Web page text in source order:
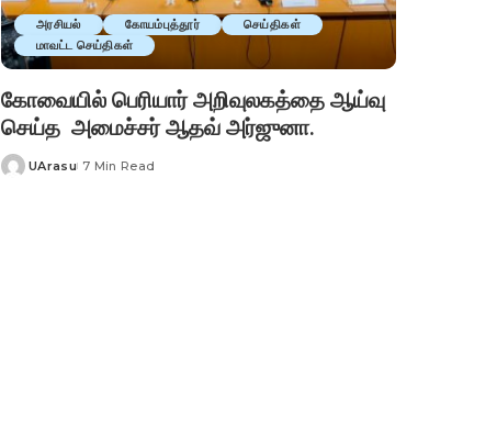
அரசியல் கோயம்புத்தூர்
செய்திகள்
மாவட்ட செய்திகள்
கோவையில் பெரியார் அறிவுலகத்தை ஆய்வு
செய்த அமைச்சர் ஆதவ் அர்ஜுனா.
Posted
UArasu 7 Min Read